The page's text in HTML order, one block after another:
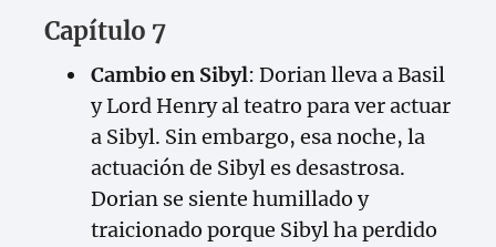
Capítulo 7
Cambio en Sibyl: Dorian lleva a Basil
y Lord Henry al teatro para ver actuar
a Sibyl. Sin embargo, esa noche, la
actuación de Sibyl es desastrosa.
Dorian se siente humillado y
traicionado porque Sibyl ha perdido